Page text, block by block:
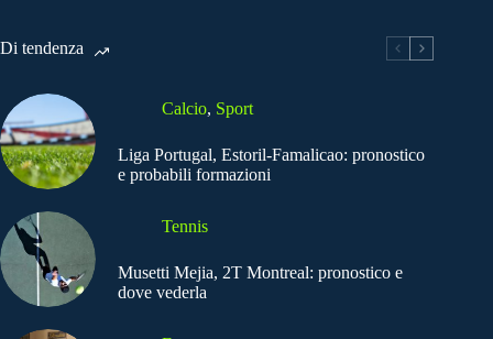
Di tendenza
Calcio, Sport
Liga Portugal, Estoril-Famalicao: pronostico
e probabili formazioni
Tennis
Musetti Mejia, 2T Montreal: pronostico e
dove vederla